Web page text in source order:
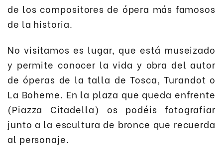
de los compositores de ópera más famosos
de la historia.
No visitamos es lugar, que está museizado
y permite conocer la vida y obra del autor
de óperas de la talla de Tosca, Turandot o
La Boheme. En la plaza que queda enfrente
(Piazza Citadella) os podéis fotografiar
junto a la escultura de bronce que recuerda
al personaje.